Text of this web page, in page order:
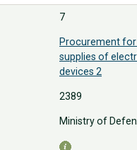
7
Procurement
supplies of
devices 2
2389
Ministry of